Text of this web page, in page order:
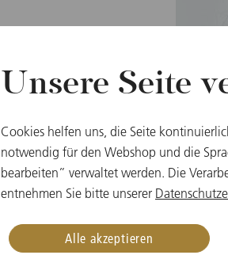
Unsere Seite
Cookies helfen uns, die Seite
notwendig für den Webshop und die
bearbeiten” verwaltet werden. Die
entnehmen Sie bitte unserer
Alle akzeptieren